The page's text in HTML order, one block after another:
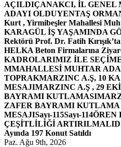
AÇILDIÇANAKCI, İL GENEL
ADAYI OLDUYENTAŞ
Kurt , Yirmibeşler Mahallesi
KARAGÜL İŞ YAŞAMINDA
Rektörü Prof. Dr. Fatih
HELKA Beton Firmalarına
KADROLARIMIZ İLE
MMAHALLESİ MUHTAR
TOPRAKMARZINC A.Ş, 10
MESAJIMARZINC A.Ş , 29
BAYRAMI KUTLAMASI
ZAFER BAYRAMI KUTLAMA
MESAJISayı-115Sayı-114ÖREN
ÇEŞİTLİLİĞİ
Ayında 197 Konut Satıldı
Paz. Ağu 9th, 2026